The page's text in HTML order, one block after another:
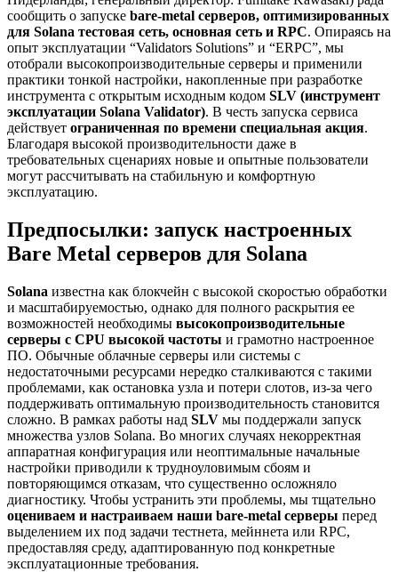
сообщить о запуске bare-metal серверов, оптимизированных
для Solana тестовая сеть, основная сеть и RPC. Опираясь на
опыт эксплуатации “Validators Solutions” и “ERPC”, мы
отобрали высокопроизводительные серверы и применили
практики тонкой настройки, накопленные при разработке
инструмента с открытым исходным кодом SLV (инструмент
эксплуатации Solana Validator). В честь запуска сервиса
действует ограниченная по времени специальная акция.
Благодаря высокой производительности даже в
требовательных сценариях новые и опытные пользователи
могут рассчитывать на стабильную и комфортную
эксплуатацию.
Предпосылки: запуск настроенных
Bare Metal серверов для Solana
Solana известна как блокчейн с высокой скоростью обработки
и масштабируемостью, однако для полного раскрытия ее
возможностей необходимы высокопроизводительные
серверы с CPU высокой частоты и грамотно настроенное
ПО. Обычные облачные серверы или системы с
недостаточными ресурсами нередко сталкиваются с такими
проблемами, как остановка узла и потери слотов, из-за чего
поддерживать оптимальную производительность становится
сложно. В рамках работы над SLV мы поддержали запуск
множества узлов Solana. Во многих случаях некорректная
аппаратная конфигурация или неоптимальные начальные
настройки приводили к трудноуловимым сбоям и
повторяющимся отказам, что существенно осложняло
диагностику. Чтобы устранить эти проблемы, мы тщательно
оцениваем и настраиваем наши bare-metal серверы перед
выделением их под задачи тестнета, мейннета или RPC,
предоставляя среду, адаптированную под конкретные
эксплуатационные требования.